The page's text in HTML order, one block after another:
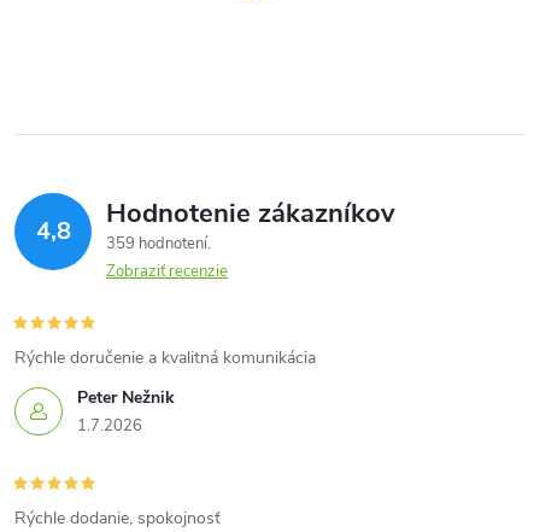
4,8 Hodnotenie zákazníkov
359 hodnotení
Zobraziť recenzie
Peter Nežnik
1.7.2026
Rýchle doručenie a kvalitná komunikácia
Rýchle dodanie, spokojnosť